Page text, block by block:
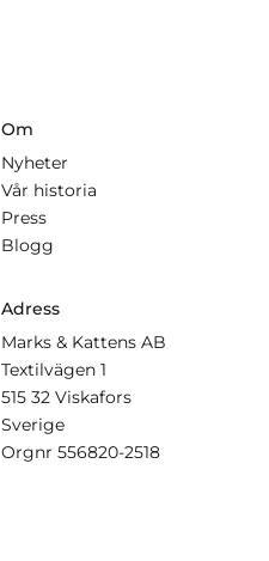
Om
Nyheter
Vår historia
Press
Blogg
Adress
Marks & Kattens AB
Textilvägen 1
515 32 Viskafors
Sverige
Orgnr 556820-2518